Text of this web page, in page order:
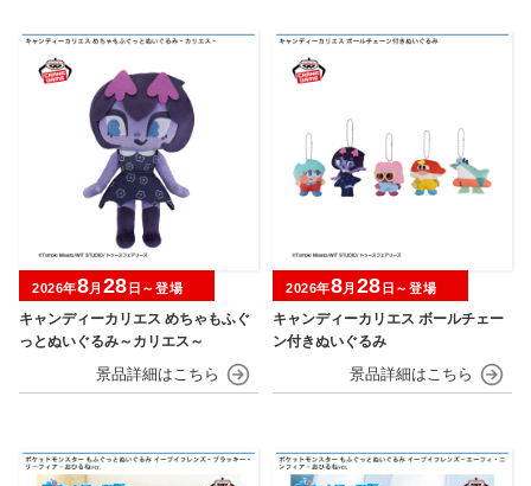
キャンディーカリエス めちゃもふぐ
っとぬいぐるみ～カリエス～
2026年8月 28 日～登場
キャンディーカリエス ボールチェー
ン付きぬいぐるみ
2026年8月 28 日～登場